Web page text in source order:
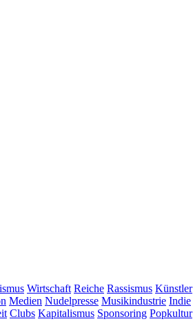
Wirtschaft Reiche Rassismus Künstler
Medien Nudelpresse Musikindustrie Indie
Clubs Kapitalismus Sponsoring Popkultur